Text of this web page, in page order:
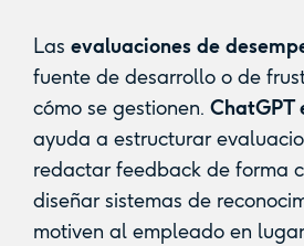
Las evaluaciones de
fuente de desarrollo o de
cómo se gestionen. ChatGPT
ayuda a estructurar
redactar feedback de forma
diseñar sistemas de
motiven al empleado en